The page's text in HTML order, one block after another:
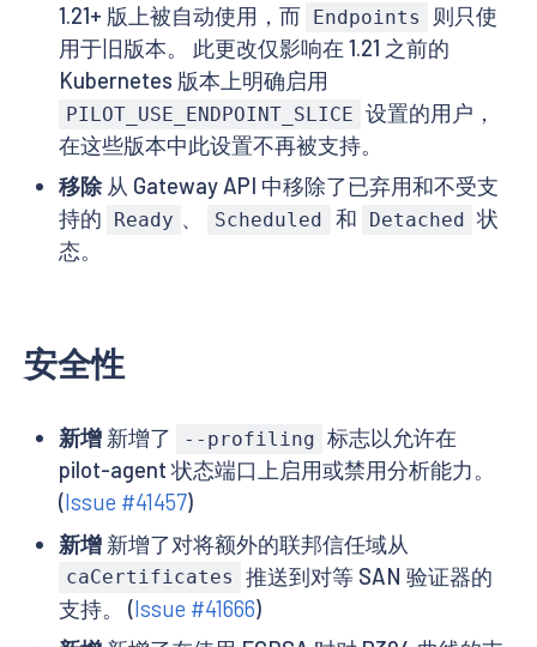
1.21+ 版上被自动使用，而
Endpoints
则只使
用于旧版本。 此更改仅影响在 1.21 之前的
Kubernetes 版本上明确启用
PILOT_USE_ENDPOINT_SLICE 设置的用户，
在这些版本中此设置不再被支持。
移除从 Gateway API 中移除了已弃用和不受支
持的
Ready 、 Scheduled 和 Detached
状
态。
安全性
新增新增了 --profiling 标志以允许在
pilot-agent 状态端口上启用或禁用分析能力。
(Issue #41457)
新增新增了对将额外的联邦信任域从
caCertificates
推送到对等 SAN 验证器的
支持。 (Issue #41666)